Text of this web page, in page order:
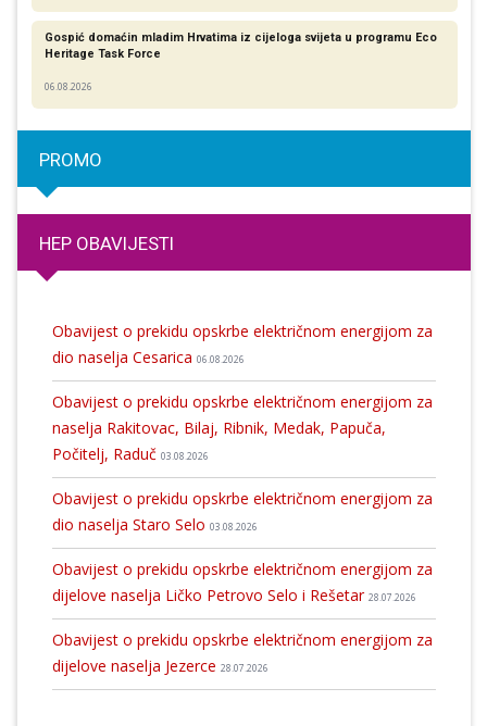
Gospić domaćin mladim Hrvatima iz cijeloga svijeta u programu Eco
Heritage Task Force
06.08.2026
PROMO
HEP OBAVIJESTI
Obavijest o prekidu opskrbe električnom energijom za
dio naselja Cesarica 06.08.2026
Obavijest o prekidu opskrbe električnom energijom za
naselja Rakitovac, Bilaj, Ribnik, Medak, Papuča,
Počitelj, Raduč 03.08.2026
Obavijest o prekidu opskrbe električnom energijom za
dio naselja Staro Selo 03.08.2026
Obavijest o prekidu opskrbe električnom energijom za
dijelove naselja Ličko Petrovo Selo i Rešetar 28.07.2026
Obavijest o prekidu opskrbe električnom energijom za
dijelove naselja Jezerce 28.07.2026